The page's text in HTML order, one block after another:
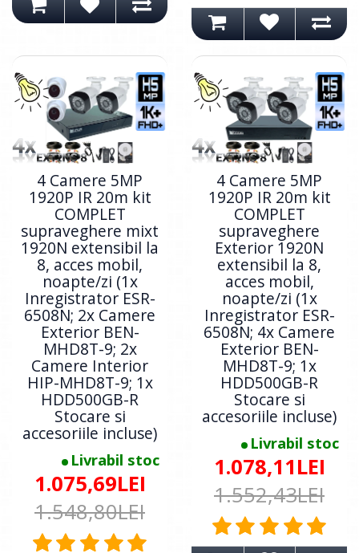
4 Camere 5MP
1920P IR 20m kit
COMPLET
supraveghere mixt
1920N extensibil la
8, acces mobil,
noapte/zi (1x
Inregistrator ESR-
6508N; 2x Camere
Exterior BEN-
MHD8T-9; 2x
Camere Interior
HIP-MHD8T-9; 1x
HDD500GB-R
Stocare si
accesoriile incluse)
Livrabil stoc
1.075,69LEI
1.548,80LEI
4 Camere 5MP
1920P IR 20m kit
COMPLET
supraveghere
Exterior 1920N
extensibil la 8,
acces mobil,
noapte/zi (1x
Inregistrator ESR-
6508N; 4x Camere
Exterior BEN-
MHD8T-9; 1x
HDD500GB-R
Stocare si
accesoriile incluse)
Livrabil stoc
1.078,11LEI
1.552,43LEI